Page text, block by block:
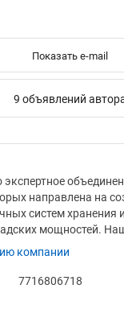
Показать e-mail
9 объявлений
направлена на
систем хранения
мощностей.
компании
7716806718